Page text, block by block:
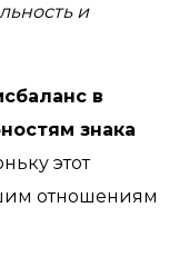
и
в
знака
этот
отношениям